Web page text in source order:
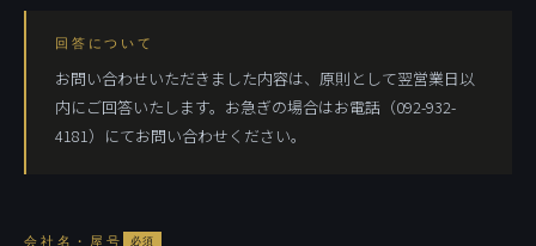
回答について
お問い合わせいただきました内容は、原則として翌営業日以
内にご回答いたします。お急ぎの場合はお電話（092-932-
4181）にてお問い合わせください。
会社名・屋号 必須